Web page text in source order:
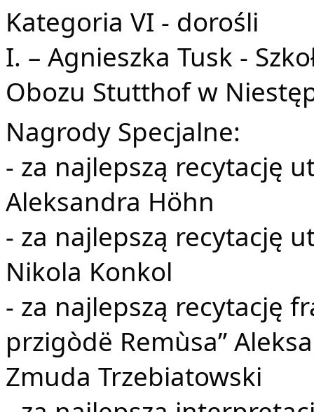
Kategoria VI - dorośli
I. – Agnieszka Tusk -
Obozu Stutthof w
Nagrody Specjalne:
- za najlepszą recytację
Aleksandra Höhn
- za najlepszą recytację
Nikola Konkol
- za najlepszą recytację
przigòdë Remùsa”
Zmuda Trzebiatowski